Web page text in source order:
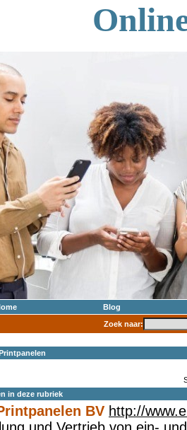
Blog
Zoek naar:
in deze rubriek
BV http://